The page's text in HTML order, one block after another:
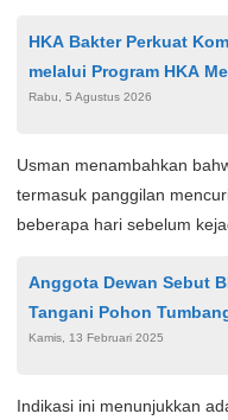
HKA Bakter Perkuat
melalui Program HKA
Selatan
Rabu, 5 Agustus 2026
Usman menambahkan
termasuk panggilan
beberapa hari sebelum
Anggota Dewan Sebut
Tangani Pohon
Kamis, 13 Februari 2025
Indikasi ini menunjukkan